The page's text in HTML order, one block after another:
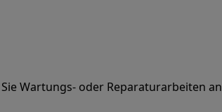
Wartungs- oder Reparaturarbeiten an